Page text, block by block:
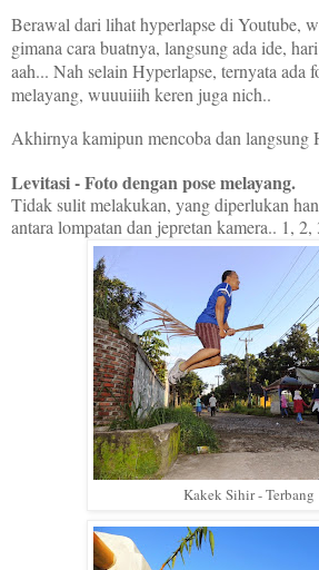
Berawal dari lihat hyperlapse di Youtube,
gimana cara buatnya, langsung ada ide,
aah... Nah selain Hyperlapse, ternyata ada
melayang, wuuuiiih keren juga nich..
Akhirnya kamipun mencoba dan langsung
Levitasi - Foto dengan pose melayang.
Tidak sulit melakukan, yang diperlukan
antara lompatan dan jepretan kamera.. 1, 2,
Kakek Sihir - Terbang